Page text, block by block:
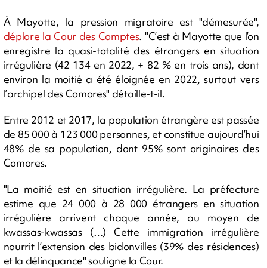
À Mayotte, la pression migratoire est "démesurée",
déplore la Cour des Comptes. "C’est à Mayotte que l’on
enregistre la quasi-totalité des étrangers en situation
irrégulière (42 134 en 2022, + 82 % en trois ans), dont
environ la moitié a été éloignée en 2022, surtout vers
l’archipel des Comores" détaille-t-il.
Entre 2012 et 2017, la population étrangère est passée
de 85 000 à 123 000 personnes, et constitue aujourd’hui
48% de sa population, dont 95% sont originaires des
Comores.
"La moitié est en situation irrégulière. La préfecture
estime que 24 000 à 28 000 étrangers en situation
irrégulière arrivent chaque année, au moyen de
kwassas-kwassas (…) Cette immigration irrégulière
nourrit l’extension des bidonvilles (39% des résidences)
et la délinquance" souligne la Cour.